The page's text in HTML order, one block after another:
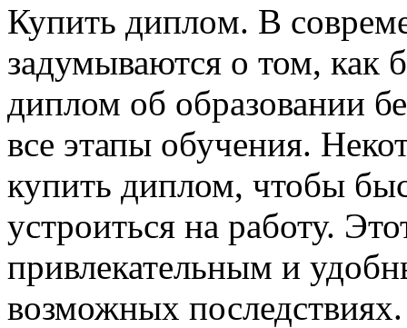
Купить диплoм. В
задумываются о том, как
диплом об образовании
все этапы обучения.
купить диплом, чтобы
устроиться на работу.
привлекательным и
возможных